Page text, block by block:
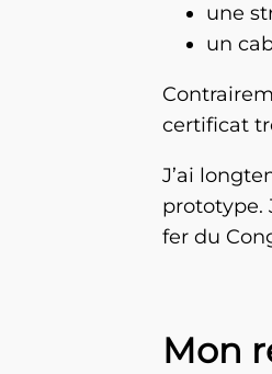
une
un
certificat
J’ai
prototype.
fer du
Mon